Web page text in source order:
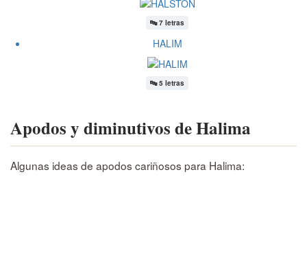
🔤7 letras
HALIM
🔤5 letras
Apodos y diminutivos de Halima
Algunas ideas de apodos cariñosos para Halima: